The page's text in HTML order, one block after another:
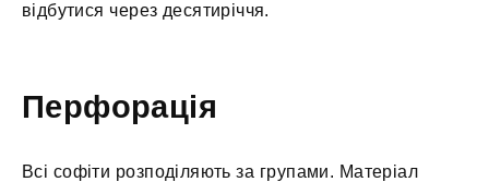
відбутися через десятиріччя.
Перфорація
Всі софіти розподіляють за групами. Матеріал